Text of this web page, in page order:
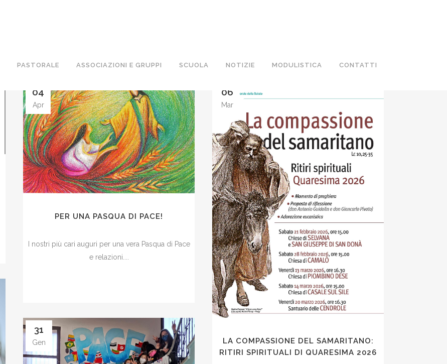
PASTORALE ASSOCIAZIONI E GRUPPI SCUOLA NOTIZIE MODULISTICA CONTATTI
04
Apr
PER UNA PASQUA DI PACE!
I nostri più cari auguri per una vera Pasqua di Pace
e relazioni....
06
Mar
LA COMPASSIONE DEL SAMARITANO:
RITIRI SPIRITUALI DI QUARESIMA 2026
31
Gen